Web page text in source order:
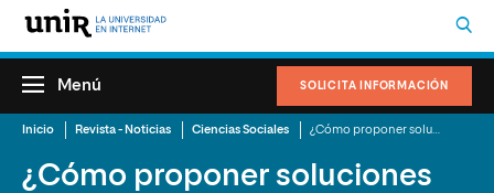
SOLICITA INFORMACIÓN
Menú
Inicio Revista - Noticias Ciencias Sociales
¿Cómo proponer soluciones